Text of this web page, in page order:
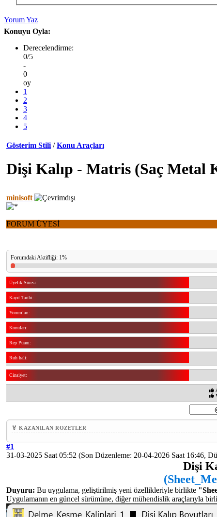
Yorum Yaz
Konuyu Oyla:
Derecelendirme:
0/5
-
0
oy
1
2
3
4
5
Gösterim Stili / Konu Araçları
Dişi Kalıp - Matris (Saç Metal
minisoft
FORUM ÜYESİ
Forumdaki Aktifliği: 1%
Üyelik Süresi
Kayıt Tarihi:
Yorumları:
Konuları:
Rep Puanı:
Ruh hali:
Cinsiyet:
🏅 KAZANILAN ROZETLER
#1
31-03-2025 Saat 05:52 (Son Düzenleme: 20-04-2026 Saat 16:46,
Dişi
Duyuru: Bu uygulama, geliştirilmiş yeni özellikleriyle birlikte
Uygulamanın en güncel sürümüne, diğer mühendislik araçlarıyla